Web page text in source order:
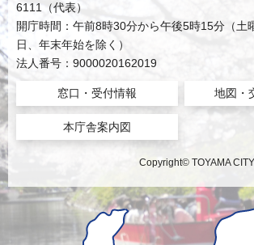
6111（代表）
開庁時間：午前8時30分から午後5時15分（土
日、年末年始を除く）
法人番号：9000020162019
窓口・受付情報 地図・
本庁舎案内図
Copyright© TOYAMA